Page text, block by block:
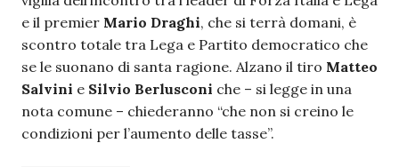
e il premier Mario Draghi, che si terrà domani, è
scontro totale tra Lega e Partito democratico che
se le suonano di santa ragione. Alzano il tiro Matteo
Salvini e Silvio Berlusconi che – si legge in una
nota comune – chiederanno “che non si creino le
condizioni per l’aumento delle tasse”.